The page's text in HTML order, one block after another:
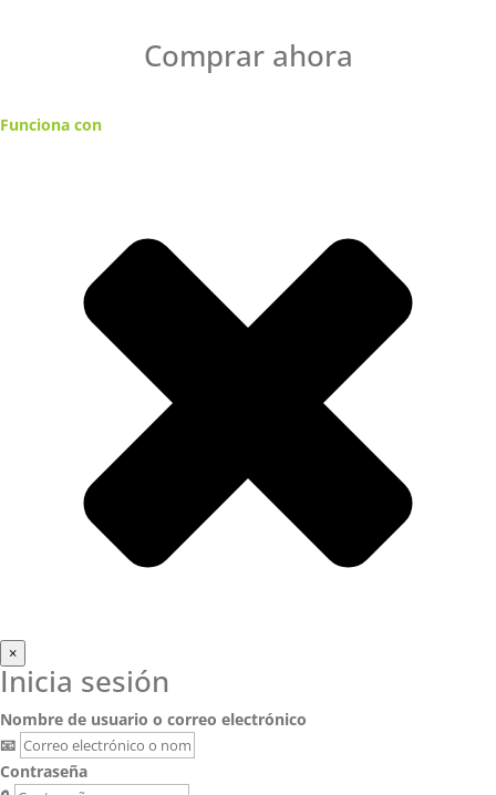
Comprar ahora
Funciona con
×
Inicia sesión
Nombre de usuario o correo electrónico
📧
Contraseña